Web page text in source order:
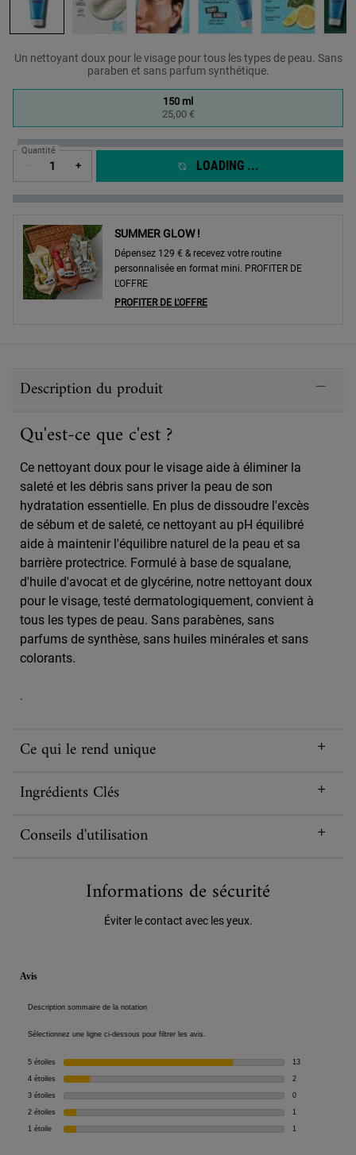
Un nettoyant doux pour le visage pour tous les types de peau. Sans
paraben et sans parfum synthétique.
Selected
150 ml
25,00 €
, 1 of 1
Quantité
+ LOADING ...
SUMMER GLOW !
Dépensez 129 € & recevez votre routine
personnalisée en format mini. PROFITER DE
L'OFFRE
PROFITER DE L'OFFRE
Description du produit
Qu'est-ce que c'est ?
Ce nettoyant doux pour le visage aide à éliminer la
saleté et les débris sans priver la peau de son
hydratation essentielle. En plus de dissoudre l'excès
de sébum et de saleté, ce nettoyant au pH équilibré
aide à maintenir l'équilibre naturel de la peau et sa
barrière protectrice. Formulé à base de squalane,
d'huile d'avocat et de glycérine, notre nettoyant doux
pour le visage, testé dermatologiquement, convient à
tous les types de peau. Sans parabènes, sans
parfums de synthèse, sans huiles minérales et sans
colorants.
.
Ce qui le rend unique
Ingrédients Clés
Conseils d'utilisation
Informations de sécurité
Éviter le contact avec les yeux.